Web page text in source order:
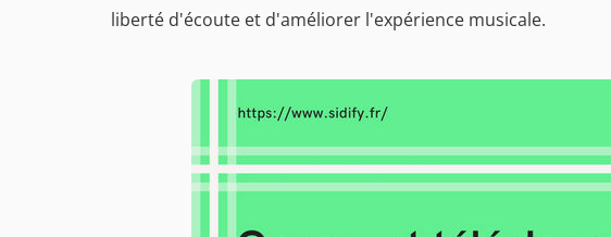
liberté d'écoute et d'améliorer l'expérience musicale.